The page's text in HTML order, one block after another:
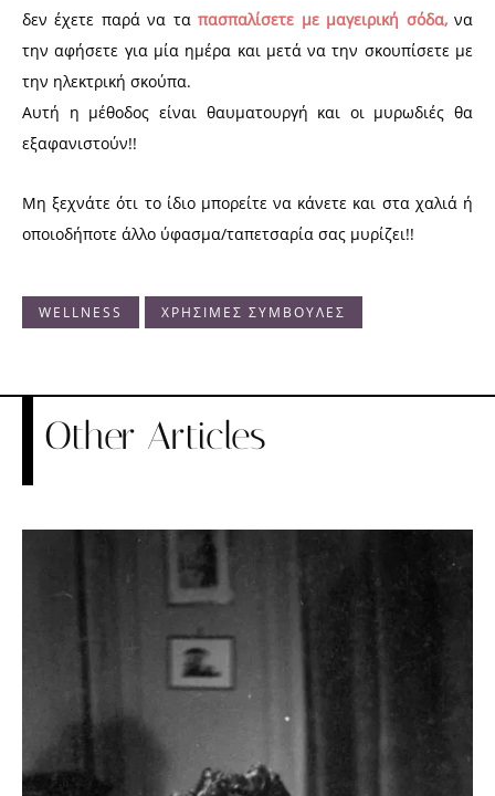
δεν έχετε παρά να ταπασπαλίσετε με μαγειρική σόδα,να
την αφήσετε για μία ημέρα και μετά να την σκουπίσετε με
την ηλεκτρική σκούπα.
Αυτή η μέθοδος είναι θαυματουργή και οι μυρωδιές θα
εξαφανιστούν!!
Μη ξεχνάτε ότι το ίδιο μπορείτε να κάνετε και στα χαλιά ή
οποιοδήποτε άλλο ύφασμα/ταπετσαρία σας μυρίζει!!
WELLNESS ΧΡΗΣΙΜΕΣ ΣΥΜΒΟΥΛΕΣ
Other Articles